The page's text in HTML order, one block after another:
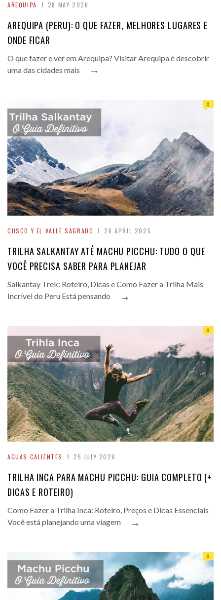
AREQUIPA 28 MAY 2026
AREQUIPA (PERU): O QUE FAZER, MELHORES LUGARES E
ONDE FICAR
O que fazer e ver em Arequipa? Visitar Arequipa é descobrir
uma das cidades mais
→
CUSCO Y EL VALLE SAGRADO 26 APRIL 2025
0
TRILHA SALKANTAY ATÉ MACHU PICCHU: TUDO O QUE
VOCÊ PRECISA SABER PARA PLANEJAR
Salkantay Trek: Roteiro, Dicas e Como Fazer a Trilha Mais
Incrível do Peru Está pensando
→
AGUAS CALIENTES 25 JULY 2026
0
TRILHA INCA PARA MACHU PICCHU: GUIA COMPLETO (+
DICAS E ROTEIRO)
Como Fazer a Trilha Inca: Roteiro, Preços e Dicas Essenciais
Você está planejando uma viagem
→
0